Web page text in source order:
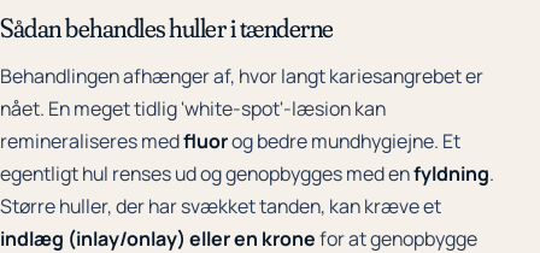
Sådan behandles huller i tænderne
Behandlingen afhænger af, hvor langt kariesangrebet er
nået. En meget tidlig 'white-spot'-læsion kan
remineraliseres medfluorog bedre mundhygiejne. Et
egentligt hul renses ud og genopbygges med enfyldning.
Større huller, der har svækket tanden, kan kræve et
indlæg (inlay/onlay) eller en kronefor at genopbygge